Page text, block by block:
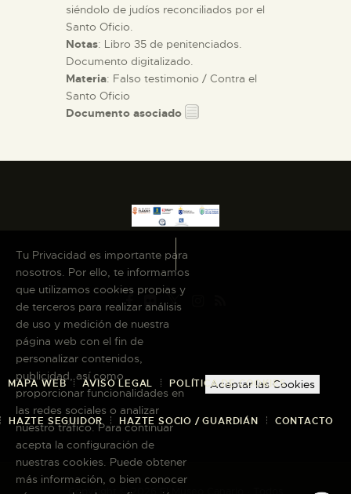
siéndolo de judíos reconciliados por el
Santo Oficio.
Notas: Libro 35 de penitenciados.
Documento digitalizado.
Materia: Falso testimonio / Contra el
Santo Oficio
Documento asociado
MAPA WEB AVISO LEGAL POLÍTICA DE COOKIES
HAZTE SEGUIDOR HAZTE SOCIO / GUARDIÁN CONTACTO
Copyright © 2026 El Museo Canario · Todos
Tu Privacidad es importante para
nosotros. Por ello, te informamos
que utilizamos cookies propias y
de terceros para realizar análisis
de uso y medición de nuestra
página web con el fin de
personalizar contenidos,
publicidad, así como
proporcionar funcionalidades en
las redes sociales o analizar
nuestro tráfico. Para continuar
acepta la configuración de
nuestras cookies. Puede obtener
más información, o bien conocer
Aceptar las Cookies